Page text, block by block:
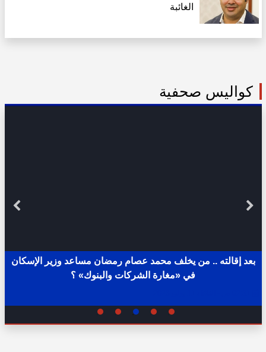
الغائبة
كواليس صحفية
بعد إقالته .. من يخلف محمد عصام رمضان مساعد وزير الإسكان
في «مغارة الشركات والبنوك» ؟